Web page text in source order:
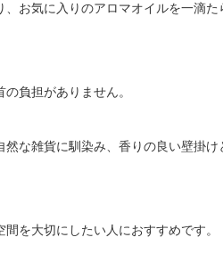
お気に入りのアロマオイルを一滴
負担がありません。
な雑貨に馴染み、香りの良い壁掛
を大切にしたい人におすすめです。